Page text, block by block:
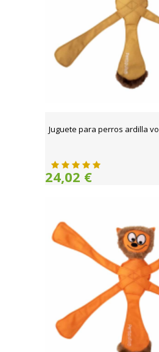
Juguete para perros ardilla
24,02 €